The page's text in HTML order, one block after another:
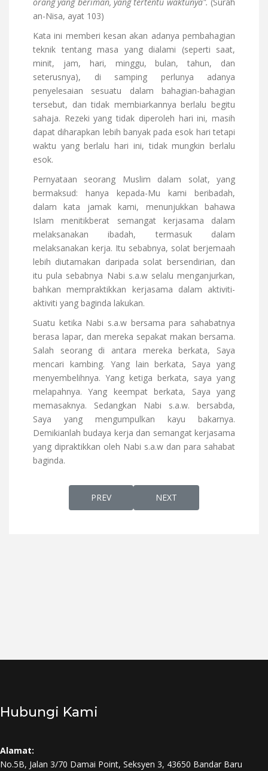
an-Nisa, ayat 103)
Kata ini memberi kesan akan adanya pembahagian
teknik tentang masa yang dialami (seperti saat,
minit, jam, hari, minggu, bulan, tahun, dan
seterusnya), di samping perlunya adanya
penyelesaian sesuatu dalam bahagian-bahagian
tersebut, dan tidak membiarkannya berlalu begitu
sahaja. Rezeki yang tidak diperoleh hari ini, masih
dapat diharapkan lebih banyak pada esok hari tetapi
waktu yang berlalu hari ini, tidak mungkin berlalu
esok.
Pernyataan seorang Muslim dalam solat, yang
bermaksud: hanya kepada-Mu kami beribadah,
dalam kata jamak kami, menunjukkan bahawa
Islam menitikberat semangat kerjasama dalam
melaksanakan ibadah, termasuk dalam
melaksanakan kerja. Itu sebabnya, solat berjemaah
lebih diutamakan daripada solat bersendirian, dan
itu pula sebabnya Nabi s.a.w selalu menganjurkan,
bahkan mempraktikkan kerjasama dalam aktiviti-
aktiviti yang baginda lakukan.
Suatu ketika Nabi s.a.w bersama para sahabatnya
berasa lapar, dan mereka sepakat makan bersama.
Salah seorang di antara mereka berkata, Saya
mencari kambing. Yang lain berkata, Saya yang
menyembelihnya. Yang ketiga berkata, saya yang
melapahnya. Yang keempat berkata, Saya yang
memasaknya. Sedangkan Nabi s.a.w. bersabda,
Saya yang mengumpulkan kayu bakarnya.
Demikianlah budaya kerja dan semangat kerjasama
yang dipraktikkan oleh Nabi s.a.w dan para sahabat
baginda.
PREVIOUS ARTICLE: AHLI SYURGA DI DUNIA
PREV NEXT ARTICLE: RAHSIA
NEXT
Hubungi Kami
Alamat:
No.5B, Jalan 3/70 Damai Point, Seksyen 3, 43650 Bandar Baru